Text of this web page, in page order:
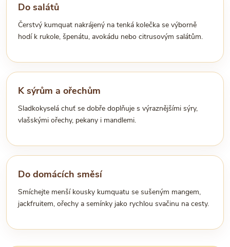
Do salátů
Čerstvý kumquat nakrájený na tenká kolečka se výborně
hodí k rukole, špenátu, avokádu nebo citrusovým salátům.
K sýrům a ořechům
Sladkokyselá chuť se dobře doplňuje s výraznějšími sýry,
vlašskými ořechy, pekany i mandlemi.
Do domácích směsí
Smíchejte menší kousky kumquatu se sušeným mangem,
jackfruitem, ořechy a semínky jako rychlou svačinu na cesty.